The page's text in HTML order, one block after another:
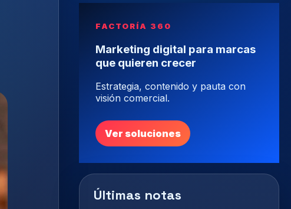
FACTORÍA 360
Marketing digital para marcas
que quieren crecer
Estrategia, contenido y pauta con
visión comercial.
Ver soluciones
Últimas notas